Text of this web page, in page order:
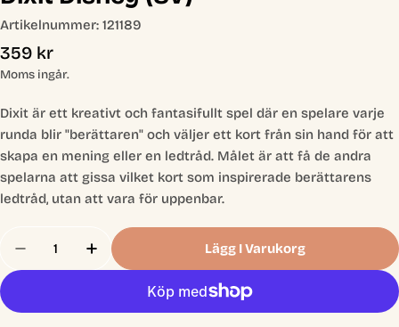
Artikelnummer: 121189
Ordinarie
pris
359 kr
Moms ingår.
Dixit är ett kreativt och fantasifullt spel där en spelare varje
runda blir "berättaren" och väljer ett kort från sin hand för att
skapa en mening eller en ledtråd. Målet är att få de andra
spelarna att gissa vilket kort som inspirerade berättarens
ledtråd, utan att vara för uppenbar.
Minska Antal För Dixit Disney (SV)
Öka Antal För Dixit Disney (SV)
Lägg I Varukorg